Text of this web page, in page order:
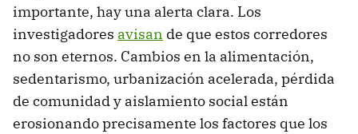
importante, hay una alerta clara. Los
investigadores avisan de que estos corredores
no son eternos. Cambios en la alimentación,
sedentarismo, urbanización acelerada, pérdida
de comunidad y aislamiento social están
erosionando precisamente los factores que los